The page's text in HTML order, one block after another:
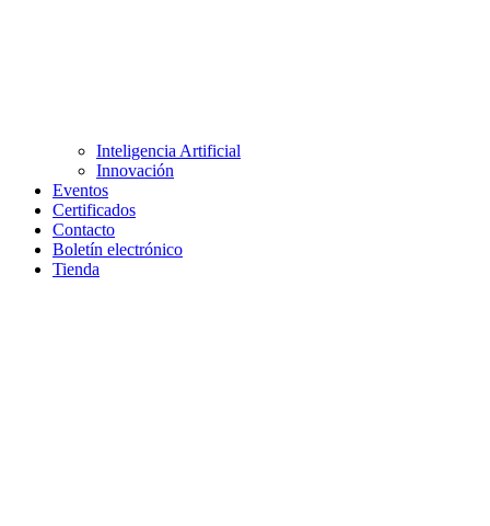
Inteligencia Artificial
Innovación
Eventos
Certificados
Contacto
Boletín electrónico
Tienda